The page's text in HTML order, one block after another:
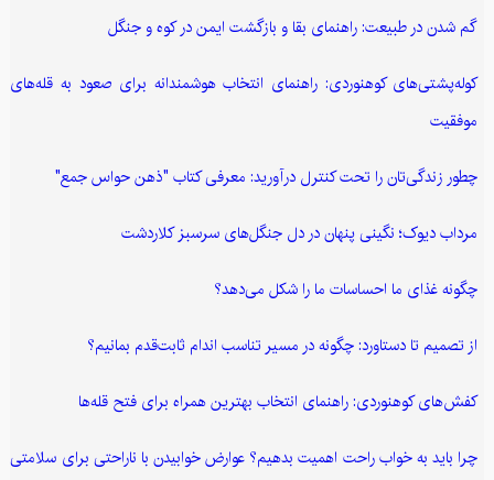
گم شدن در طبیعت: راهنمای بقا و بازگشت ایمن در کوه و جنگل
کوله‌پشتی‌های کوهنوردی: راهنمای انتخاب هوشمندانه برای صعود به قله‌های
موفقیت
چطور زندگی‌تان را تحت کنترل درآورید: معرفی کتاب "ذهن حواس جمع"
مرداب دیوک؛ نگینی پنهان در دل جنگل‌های سرسبز کلاردشت
چگونه غذای ما احساسات ما را شکل می‌دهد؟
از تصمیم تا دستاورد: چگونه در مسیر تناسب اندام ثابت‌قدم بمانیم؟
کفش‌های کوهنوردی: راهنمای انتخاب بهترین همراه برای فتح قله‌ها
چرا باید به خواب راحت اهمیت بدهیم؟ عوارض خوابیدن با ناراحتی برای سلامتی